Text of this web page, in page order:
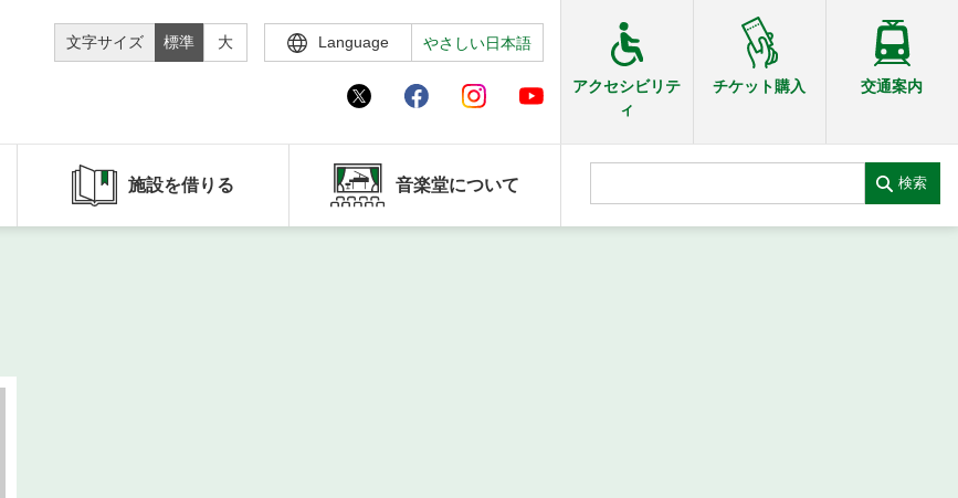
文字サイズ 標準 大 Language やさしい日本語
アクセシビリテ
ィ
チケット購入 交通案内
施設を借りる 音楽堂について 検索